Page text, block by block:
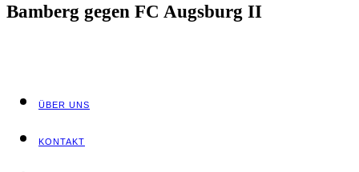
Bam­berg gegen FC Augs­burg II
ÜBER UNS
KON­TAKT